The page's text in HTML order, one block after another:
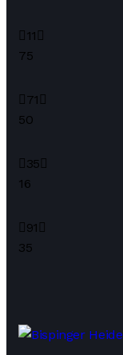
11
75
71
50
35
16
91
35